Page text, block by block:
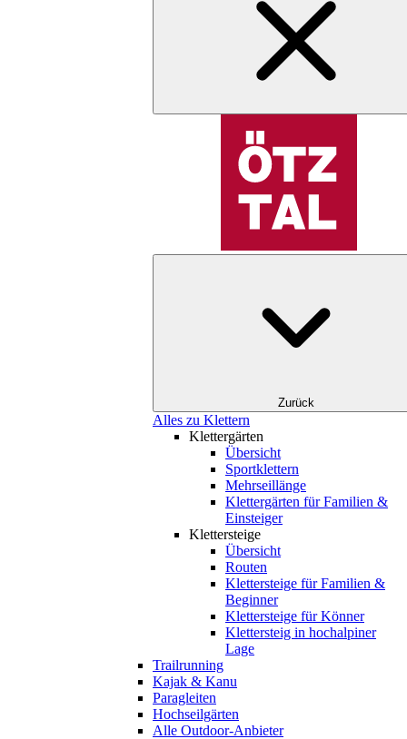
Zurück
Alles zu Klettern
Klettergärten
Übersicht
Sportklettern
Mehrseillänge
Klettergärten für Familien &
Einsteiger
Klettersteige
Übersicht
Routen
Klettersteige für Familien &
Beginner
Klettersteige für Könner
Klettersteig in hochalpiner
Lage
Trailrunning
Kajak & Kanu
Paragleiten
Hochseilgärten
Alle Outdoor-Anbieter